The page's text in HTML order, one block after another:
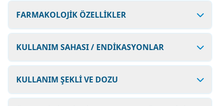
FARMAKOLOJİK ÖZELLİKLER
KULLANIM SAHASI / ENDİKASYONLAR
KULLANIM ŞEKLİ VE DOZU